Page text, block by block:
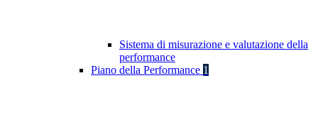
Sistema di misurazione e valutazione della
performance
Piano della Performance 1